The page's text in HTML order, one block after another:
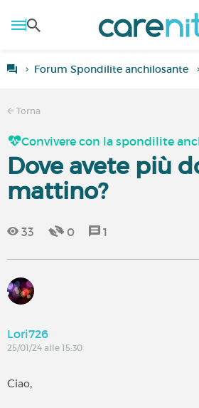
Forum Spondilite anchilosante
Torna
Convivere con la spondilite
Dove avete più
mattino?
33 0 1
Lori726
25/01/24 alle 15:30
Ciao,